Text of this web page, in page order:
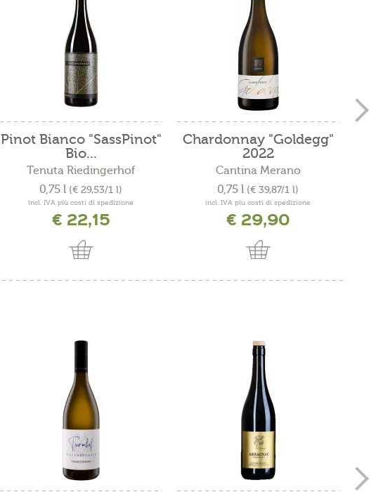
Pinot Bianco "SassPinot"
Bio...
Tenuta Riedingerhof
0,75 l (€ 29,53/1 l)
incl. IVA più costi di spedizione
€ 22,15
Chardonnay "Goldegg"
2022
Cantina Merano
0,75 l (€ 39,87/1 l)
incl. IVA più costi di spedizione
€ 29,90